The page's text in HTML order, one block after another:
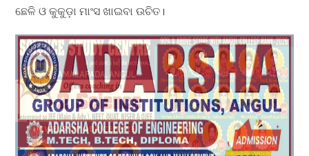
ଛେଳି ଓ କୁକୁଡ଼ା ମାଂସ ଖାଇବା ଉଚିତ।